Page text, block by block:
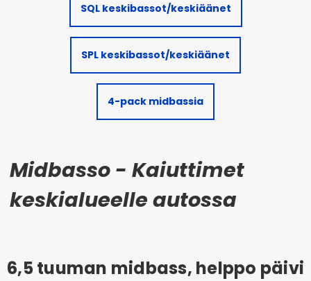
SQL keskibassot/keskiäänet
SPL keskibassot/keskiäänet
4-pack midbassia
Midbasso - Kaiuttimet
keskialueelle autossa
6,5 tuuman midbass, helppo